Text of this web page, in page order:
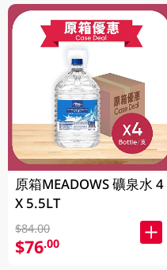
原箱MEADOWS 礦泉水 4
X 5.5LT
$84.00
$76.00